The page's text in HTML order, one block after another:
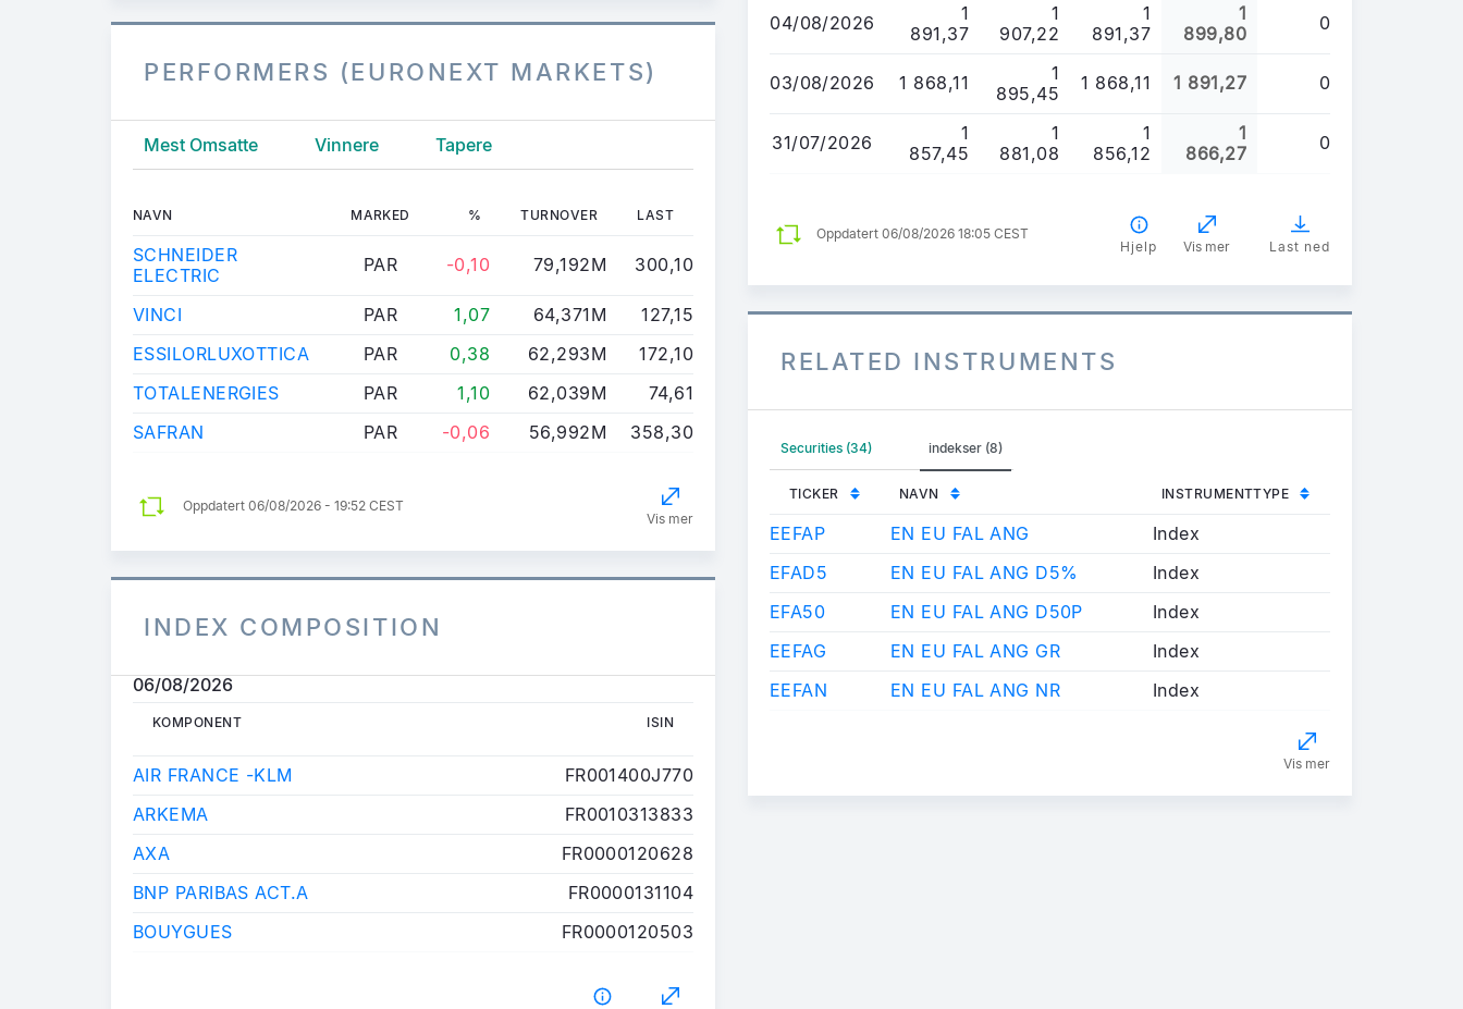
PERFORMERS (EURONEXT MARKETS)
Mest Omsatte Vinnere Tapere
NAVN MARKED % TURNOVER LAST
SCHNEIDER
ELECTRIC
PAR -0,10 79,192M 300,10
VINCI PAR 1,07 64,371M
127,15
ESSILORLUXOTTICA
PAR 0,38 62,293M
172,10
TOTALENERGIES
PAR 1,10 62,039M
74,61
SAFRAN
PAR -0,06 56,992M 358,30
Oppdatert 06/08/2026 - 19:52 CEST
Vis mer
INDEX COMPOSITION
06/08/2026
KOMPONENT ISIN
AIR FRANCE -KLM
FR001400J770
ARKEMA
FR0010313833
AXA
FR0000120628
BNP PARIBAS ACT.A
FR0000131104
BOUYGUES
FR0000120503
04/08/2026
1
891,37
1
907,22
1
891,37
1
899,80
0
03/08/2026 1 868,11
1
895,45
1 868,11 1 891,27 0
31/07/2026
1
857,45
1
881,08
1
856,12
1
866,27
0
Oppdatert 06/08/2026 18:05 CEST
Hjelp
Vis mer Last ned
RELATED INSTRUMENTS
Securities (34) indekser (8)
TICKER NAVN INSTRUMENTTYPE
EEFAP EN EU FAL ANG
Index
EFAD5
EN EU FAL ANG D5%
Index
EFA50
EN EU FAL ANG D50P
Index
EEFAG
EN EU FAL ANG GR
Index
EEFAN
EN EU FAL ANG NR Index
Vis mer